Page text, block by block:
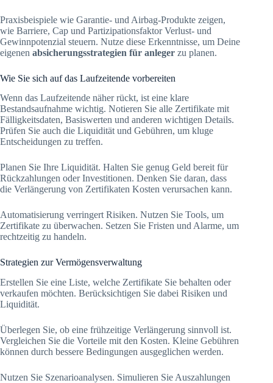
Praxisbeispiele wie Garantie- und Airbag-Produkte zeigen,
wie Barriere, Cap und Partizipationsfaktor Verlust- und
Gewinnpotenzial steuern. Nutze diese Erkenntnisse, um Deine
eigenen absicherungsstrategien für anleger zu planen.
Wie Sie sich auf das Laufzeitende vorbereiten
Wenn das Laufzeitende näher rückt, ist eine klare
Bestandsaufnahme wichtig. Notieren Sie alle Zertifikate mit
Fälligkeitsdaten, Basiswerten und anderen wichtigen Details.
Prüfen Sie auch die Liquidität und Gebühren, um kluge
Entscheidungen zu treffen.
Planen Sie Ihre Liquidität. Halten Sie genug Geld bereit für
Rückzahlungen oder Investitionen. Denken Sie daran, dass
die Verlängerung von Zertifikaten Kosten verursachen kann.
Automatisierung verringert Risiken. Nutzen Sie Tools, um
Zertifikate zu überwachen. Setzen Sie Fristen und Alarme, um
rechtzeitig zu handeln.
Strategien zur Vermögensverwaltung
Erstellen Sie eine Liste, welche Zertifikate Sie behalten oder
verkaufen möchten. Berücksichtigen Sie dabei Risiken und
Liquidität.
Überlegen Sie, ob eine frühzeitige Verlängerung sinnvoll ist.
Vergleichen Sie die Vorteile mit den Kosten. Kleine Gebühren
können durch bessere Bedingungen ausgeglichen werden.
Nutzen Sie Szenarioanalysen. Simulieren Sie Auszahlungen